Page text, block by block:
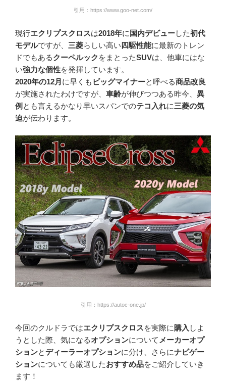
引用：https://www.goo-net.com/
現行エクリプスクロスは2018年に 国内デビューした初代
モデルですが、 三菱らしい高い四駆性能に最新のトレン
ドでもあるクーペルック をまとったSUVは、他車にはな
い強力な個性を発揮しています。
2020年の12月 に早くも ビッグマイナーと呼べる商品改良
が実施されたわけですが、 車齢が伸びつつある昨今、 異
例 とも言えるかなり早いスパンでのテコ入れに三菱の気
迫が伝わります。
引用：https://autoc-one.jp/
今回のクルドラではエクリプスクロスを実際に 購入 しよ
うとした際、気になるオプションについて メーカーオプ
ションとディーラーオプションに分け、さらにナビゲー
ションについても厳選したおすすめ品をご紹介していき
ます！